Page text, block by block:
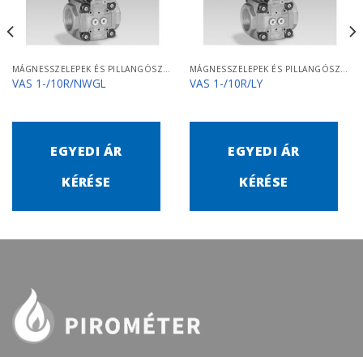
MÁGNESSZELEPEK ÉS PILLANGÓSZELEPEK
VAS 1-/10R/NWGL
EGYEDI ÁR
KÉRÉSE
MÁGNESSZELEPEK ÉS PILLANGÓSZELEPEK
VAS 1-/10R/LY
EGYEDI ÁR
KÉRÉSE